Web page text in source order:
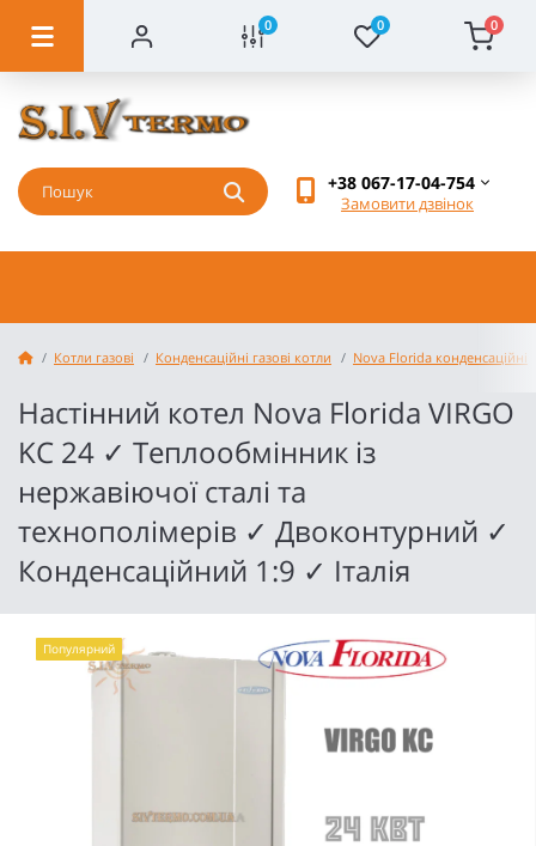
0 0 0
+38 067-17-04-754
Замовити дзвінок
Котли газові Конденсаційні газові котли Nova Florida конденсаційні
Настінний котел Nova Florida VIRGO
KC 24 ✓ Теплообмінник із
нержавіючої сталі та
технополімерів ✓ Двоконтурний ✓
Конденсаційний 1:9 ✓ Італія
Популярний